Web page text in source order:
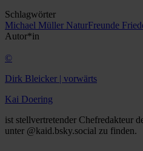
Schlagwörter
Michael Müller NaturFreunde
Autor*in
©
Dirk Bleicker | vorwärts
Kai Doering
ist stellvertretender Chefredakteur
unter @kaid.bsky.social zu finden.